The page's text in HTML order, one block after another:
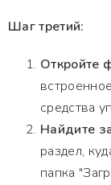
Шаг третий:
Откройте
средства
Найдите
раздел,
папка